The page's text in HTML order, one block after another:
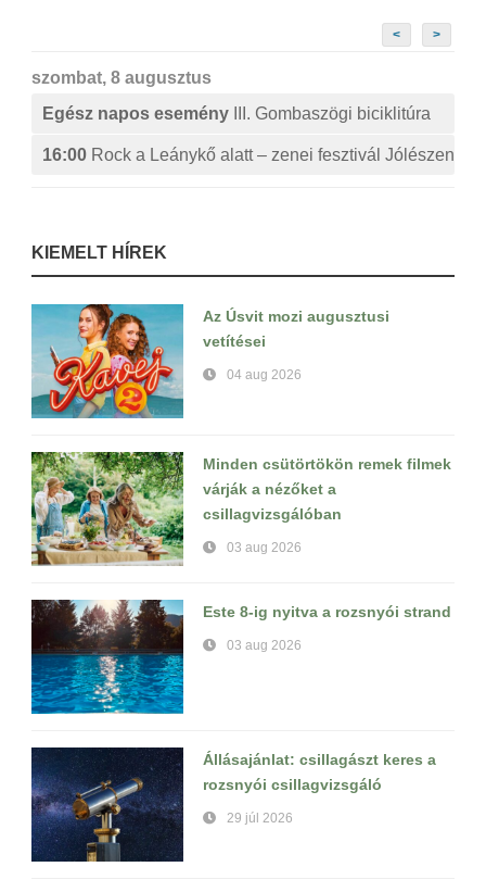
< >
szombat, 8 augusztus
Egész napos esemény
III. Gombaszögi biciklitúra
16:00 Rock a Leánykő alatt – zenei fesztivál Jólészen
KIEMELT HÍREK
Az Úsvit mozi augusztusi
vetítései
04 aug 2026
Minden csütörtökön remek filmek
várják a nézőket a
csillagvizsgálóban
03 aug 2026
Este 8-ig nyitva a rozsnyói strand
03 aug 2026
Állásajánlat: csillagászt keres a
rozsnyói csillagvizsgáló
29 júl 2026